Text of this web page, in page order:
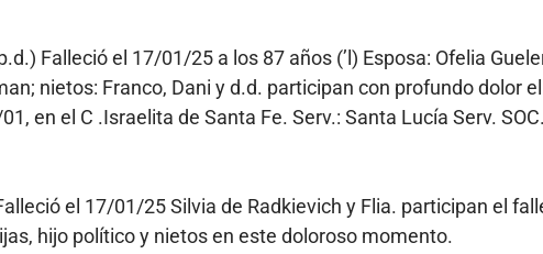
Falleció el 17/01/25 a los 87 años (’l) Esposa: Ofelia
nietos: Franco, Dani y d.d. participan con profundo dolor el
en el C .Israelita de Santa Fe. Serv.: Santa Lucía Serv.
el 17/01/25 Silvia de Radkievich y Flia. participan el
hijo político y nietos en este doloroso momento.